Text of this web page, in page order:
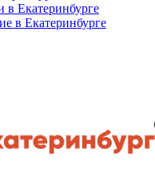
в Екатеринбурге
в Екатеринбурге